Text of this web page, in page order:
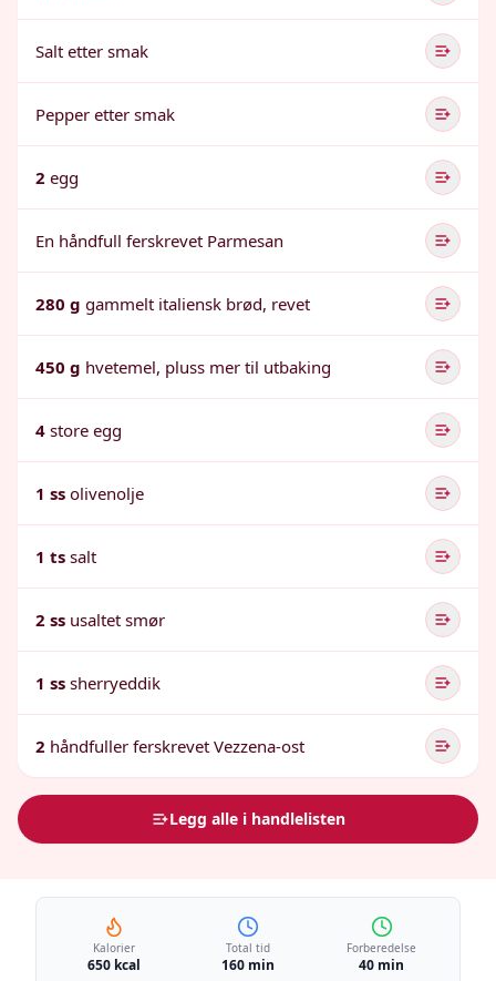
Salt etter smak
Pepper etter smak
2 egg
En håndfull ferskrevet Parmesan
280 g gammelt italiensk brød, revet
450 g hvetemel, pluss mer til utbaking
4 store egg
1 ss olivenolje
1 ts salt
2 ss usaltet smør
1 ss sherryeddik
2 håndfuller ferskrevet Vezzena-ost
Legg alle i handlelisten
Kalorier
650 kcal
Total tid
160 min
Forberedelse
40 min